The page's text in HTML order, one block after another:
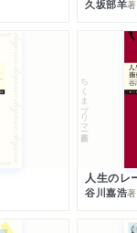
久坂部羊著
ちくまプリマー新書
谷川嘉浩著